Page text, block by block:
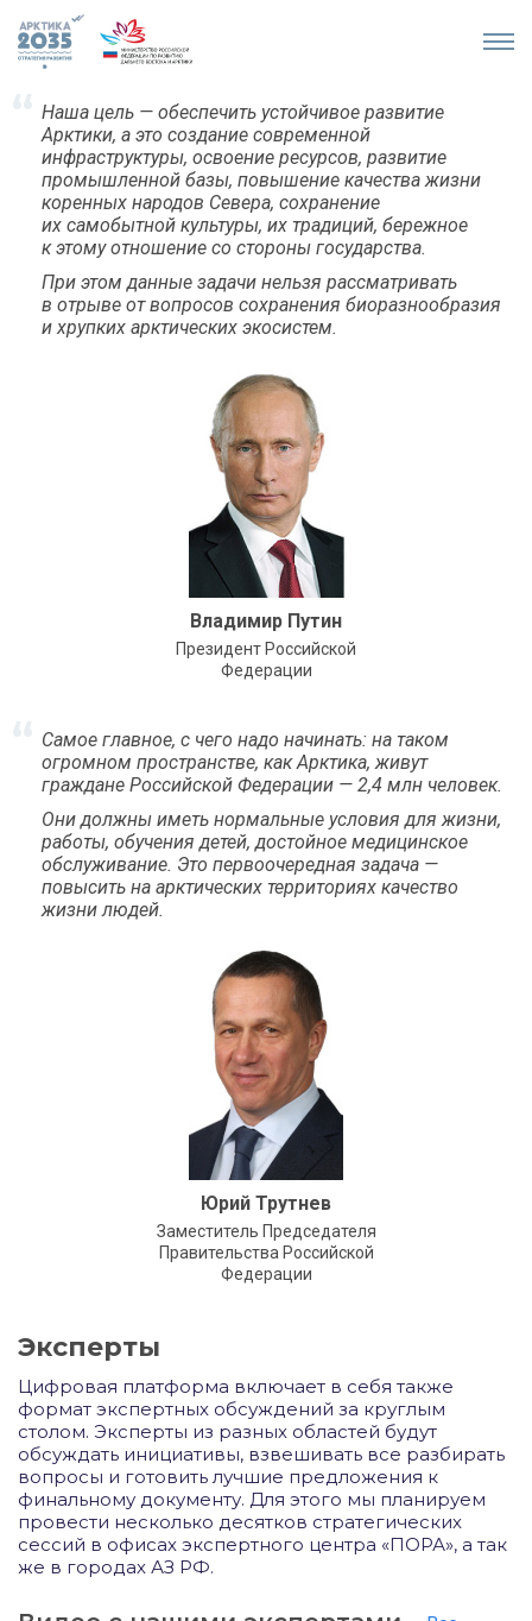
Владимир Путин
Президент Российской
Федерации
Наша цель — обеспечить устойчивое развитие
Арктики, а это создание современной
инфраструктуры, освоение ресурсов, развитие
промышленной базы, повышение качества жизни
коренных народов Севера, сохранение
их самобытной культуры, их традиций, бережное
к этому отношение со стороны государства.
При этом данные задачи нельзя рассматривать
в отрыве от вопросов сохранения биоразнообразия
и хрупких арктических экосистем.
Юрий Трутнев
Заместитель Председателя
Правительства Российской
Федерации
Самое главное, с чего надо начинать: на таком
огромном пространстве, как Арктика, живут
граждане Российской Федерации — 2,4 млн человек.
Они должны иметь нормальные условия для жизни,
работы, обучения детей, достойное медицинское
обслуживание. Это первоочередная задача —
повысить на арктических территориях качество
жизни людей.
Эксперты
Цифровая платформа включает в себя также
формат экспертных обсуждений за круглым
столом. Эксперты из разных областей будут
обсуждать инициативы, взвешивать все разбирать
вопросы и готовить лучшие предложения к
финальному документу. Для этого мы планируем
провести несколько десятков стратегических
сессий в офисах экспертного центра «ПОРА», а так
же в городах АЗ РФ.